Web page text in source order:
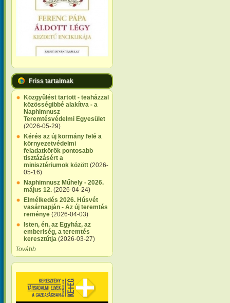
Friss tartalmak
Közgyűlést tartott - teaházzal
közösségibbé alakítva - a
Naphimnusz
Teremtésvédelmi Egyesület
(2026-05-29)
Kérés az új kormány felé a
környezetvédelmi
feladatkörök pontosabb
tisztázásért a
minisztériumok között (2026-
05-16)
Naphimnusz Műhely - 2026.
május 12. (2026-04-24)
Elmélkedés 2026. Húsvét
vasárnapján - Az új teremtés
reménye (2026-04-03)
Isten, én, az Egyház, az
emberiség, a teremtés
keresztútja (2026-03-27)
Tovább